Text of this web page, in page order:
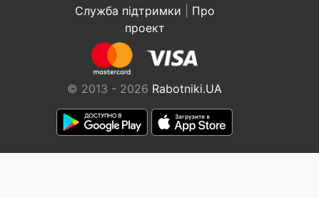
Служба підтримки
Про
проект
© 2013 - 2026 Rabotniki.UA